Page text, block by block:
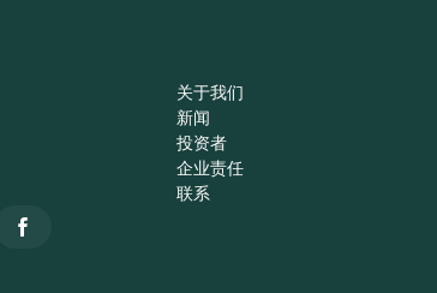
关于我们
新闻
投资者
企业责任
联系